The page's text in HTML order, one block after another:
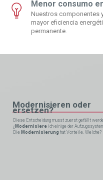
Menor consumo
Nuestros componentes
mayor eficiencia
permanente.
Diese Entscheidung musst zuerst gefällt
¿ Modernisiere ich einige der
Die Modernisierung hat Vorteile. Welche?
Modernisieren oder
ersetzen?